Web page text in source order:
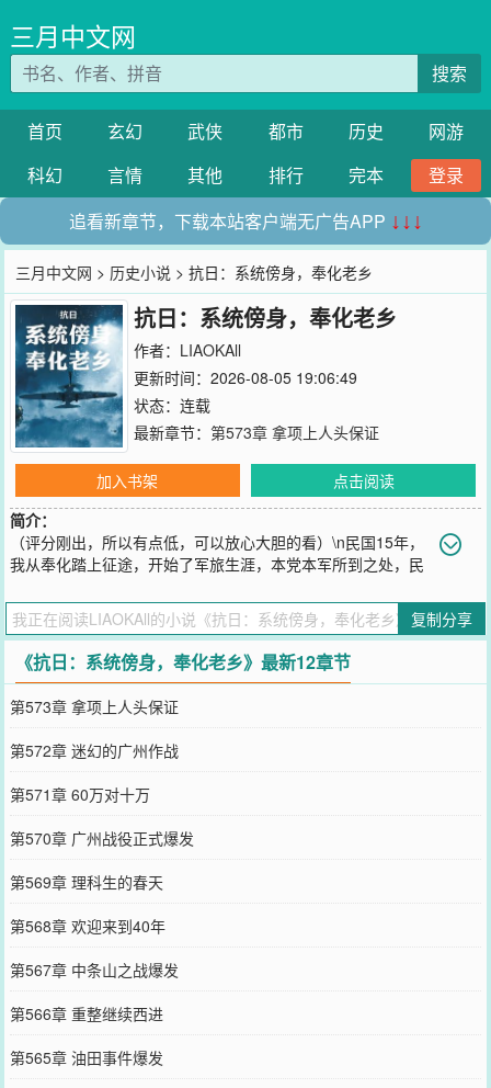
三月中文网
搜索
首页 玄幻 武侠 都市 历史
网游
科幻
言情 其他 排行 完本
登录
追看新章节，下载本站客户端无广告APP ↓↓↓
三月中文网 > 历史小说 > 抗日：系统傍身，奉化老乡
抗日：系统傍身，奉化老乡
作者： LIAOKAll
更新时间：2026-08-05 19:06:49
状态：连载
最新章节： 第573章 拿项上人头保证
加入书架
点击阅读
简介：
（评分刚出，所以有点低，可以放心大胆的看）\n民国15年，
我从奉化踏上征途，开始了军旅生涯，本党本军所到之处，民
犹在眼前，短短数年后，淞沪竟至于一变而为我的葬身之地了吗！？
无论怎么讲，会战兵力是八十万对三十万，优势在我！！！\n看着远
处的淞沪地区，来自宁波的奉化老乡胡宇暗暗打气。\n就在胡宇的心
情有些沉重时，一个声音在脑海中响起：“叮……抗日武装系统已绑
定……”\n闻言，胡宇哈哈大笑，道：“无论怎么讲，优势真在
我！！！”\n（抗战爽文，但不是无脑爽，也不是抗日神剧，可以放心
大胆的入……）
您要是觉得《抗日：系统傍身，奉化老乡
您QQ群和微博微信里的朋友推荐哦！
复制分享
《抗日：系统傍身，奉化老乡》最新12章节
第573章 拿项上人头保证
第572章 迷幻的广州作战
第571章 60万对十万
第570章 广州战役正式爆发
第569章 理科生的春天
第568章 欢迎来到40年
第567章 中条山之战爆发
第566章 重整继续西进
第565章 油田事件爆发